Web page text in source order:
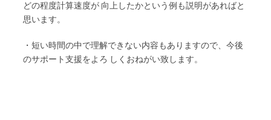
どの程度計算速度が 向上したかという例も説明があればと
思います。
・短い時間の中で理解できない内容もありますので、今後
のサポート支援をよろ しくおねがい致します。